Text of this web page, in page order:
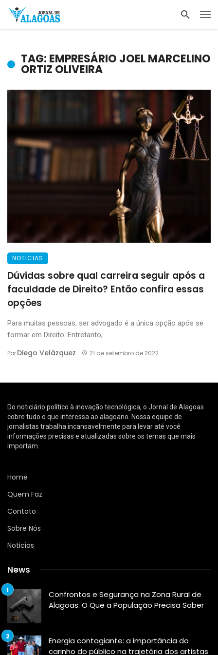
TAG: EMPRESÁRIO JOEL MARCELINO
ORTIZ OLIVEIRA
NOTICIAS
Dúvidas sobre qual carreira seguir após a
faculdade de Direito? Então confira essas
opções
Para muitas pessoas, ser advogado é a única opção após se
formar em Direito. Entretanto, ...
PorDiego Velázquez 21 de setembro de 2022
Do noticiário político à inovação tecnológica, o Jornal de Alagoas
cobre tudo o que interessa ao alagoano. Nossa equipe de
jornalistas trabalha incansavelmente para levar até você
informações precisas e atualizadas sobre os temas que mais
importam.
Home
Quem Faz
Contato
Sobre Nós
Noticias
News
Confrontos e Segurança na Zona Rural de
Alagoas: O Que a População Precisa Saber
Energia contagiante: a importância do
carinho do público na trajetória dos artistas